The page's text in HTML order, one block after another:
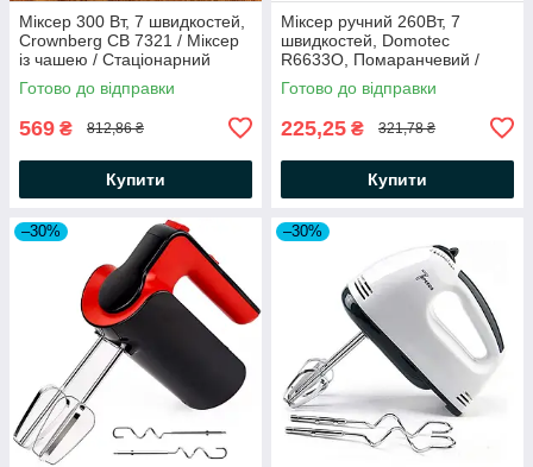
Міксер 300 Вт, 7 швидкостей,
Crownberg CB 7321 / Міксер
із чашею / Стаціонарний
міксер
Готово до відправки
569 ₴ 812,86 ₴
Купити
Міксер ручний 260Вт, 7
швидкостей, Domotec
R6633О, Помаранчевий /
Міксер для кухні / Міксер
кухонний
Готово до відправки
225,25 ₴ 321,78 ₴
Купити
–30% –30%